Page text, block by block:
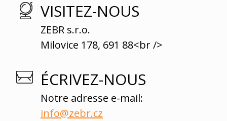
VISITEZ-NOUS
ZEBR s.r.o.
Milovice 178, 691 88<br />
ÉCRIVEZ-NOUS
Notre adresse e-mail:
info@zebr.cz